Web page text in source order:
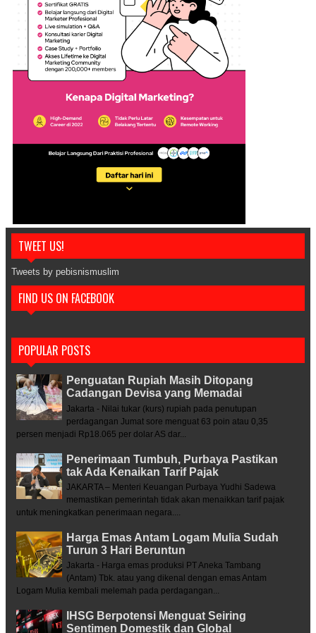
TWEET US!
Tweets by pebisnismuslim
FIND US ON FACEBOOK
POPULAR POSTS
Penguatan Rupiah Masih Ditopang
Cadangan Devisa yang Memadai
Jakarta - Nilai tukar (kurs) rupiah pada penutupan
perdagangan Jumat sore menguat 63 poin atau 0,35
persen menjadi Rp18.065 per dolar AS dar...
Penerimaan Tumbuh, Purbaya Pastikan
tak Ada Kenaikan Tarif Pajak
JAKARTA – Menteri Keuangan Purbaya Yudhi Sadewa
memastikan pemerintah tidak akan menaikkan tarif pajak
untuk meningkatkan penerimaan negara....
Harga Emas Antam Logam Mulia Sudah
Turun 3 Hari Beruntun
Jakarta - Harga emas produksi PT Aneka Tambang
(Antam) Tbk. atau yang dikenal dengan emas Antam
Logam Mulia kembali melemah pada perdagangan...
IHSG Berpotensi Menguat Seiring
Sentimen Domestik dan Global